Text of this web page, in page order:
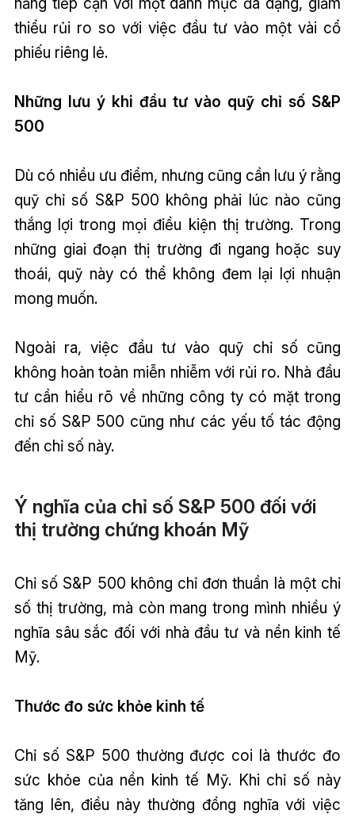
thiểu rủi ro so với việc đầu tư vào một vài cổ
phiếu riêng lẻ.
Những lưu ý khi đầu tư vào quỹ chỉ số S&P
500
Dù có nhiều ưu điểm, nhưng cũng cần lưu ý rằng
quỹ chỉ số S&P 500 không phải lúc nào cũng
thắng lợi trong mọi điều kiện thị trường. Trong
những giai đoạn thị trường đi ngang hoặc suy
thoái, quỹ này có thể không đem lại lợi nhuận
mong muốn.
Ngoài ra, việc đầu tư vào quỹ chỉ số cũng
không hoàn toàn miễn nhiễm với rủi ro. Nhà đầu
tư cần hiểu rõ về những công ty có mặt trong
chỉ số S&P 500 cũng như các yếu tố tác động
đến chỉ số này.
Ý nghĩa của chỉ số S&P 500 đối với
thị trường chứng khoán Mỹ
Chỉ số S&P 500 không chỉ đơn thuần là một chỉ
số thị trường, mà còn mang trong mình nhiều ý
nghĩa sâu sắc đối với nhà đầu tư và nền kinh tế
Mỹ.
Thước đo sức khỏe kinh tế
Chỉ số S&P 500 thường được coi là thước đo
sức khỏe của nền kinh tế Mỹ. Khi chỉ số này
tăng lên, điều này thường đồng nghĩa với việc